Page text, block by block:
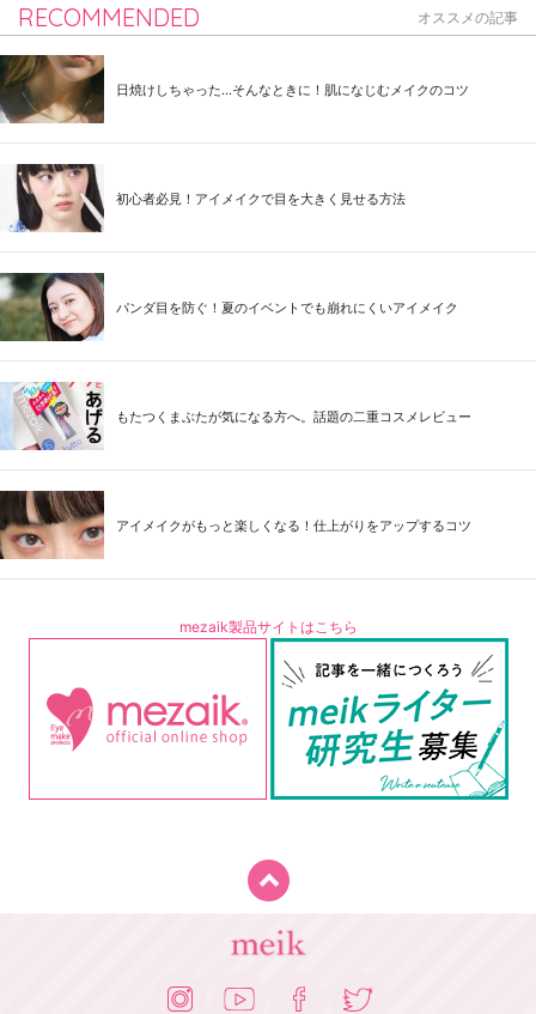
RECOMMENDED オススメの記事
日焼けしちゃった...そんなときに！肌になじむメイクのコツ
初心者必見！アイメイクで目を大きく見せる方法
パンダ目を防ぐ！夏のイベントでも崩れにくいアイメイク
もたつくまぶたが気になる方へ。話題の二重コスメレビュー
アイメイクがもっと楽しくなる！仕上がりをアップするコツ
mezaik製品サイトはこちら